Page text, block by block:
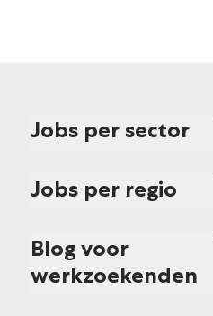
Jobs per sector
Jobs per regio
Blog voor
werkzoekenden